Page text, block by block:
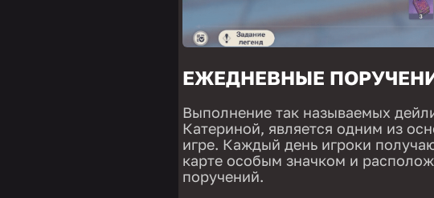
ЕЖЕДНЕВНЫЕ
Выполнение так называемых
Катериной, является одним из
игре. Каждый день игроки
карте особым значком и
поручений.